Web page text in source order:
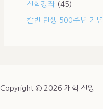
신학강좌 (45)
칼빈 탄생 500주년 기념
Copyright © 2026 개혁 신앙